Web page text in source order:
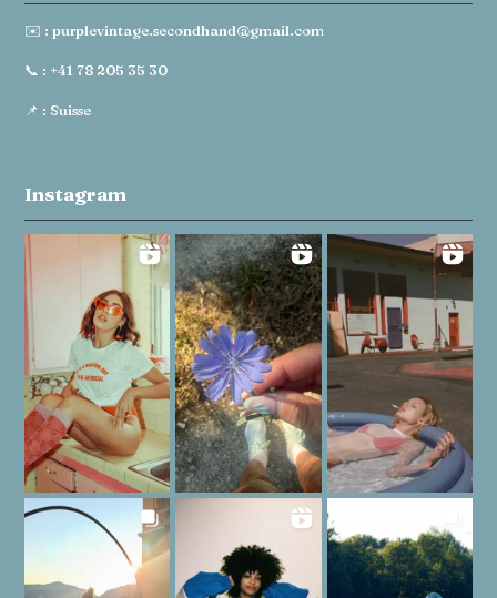
✉️ :purplevintage.secondhand@gmail.com
📞 : +41 78 205 35 30
📌 : Suisse
Instagram